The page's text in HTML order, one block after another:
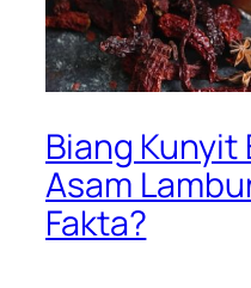
Biang
Asam
Fakta?